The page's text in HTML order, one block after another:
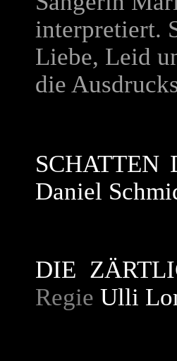
interpretiert.
Liebe, Leid
die
SCHATTEN
Daniel
DIE
Regie Ulli